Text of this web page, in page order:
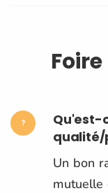
Qu'est-
qualité/
Un bon
mutuelle